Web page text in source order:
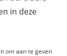
in deze
om aan te geven